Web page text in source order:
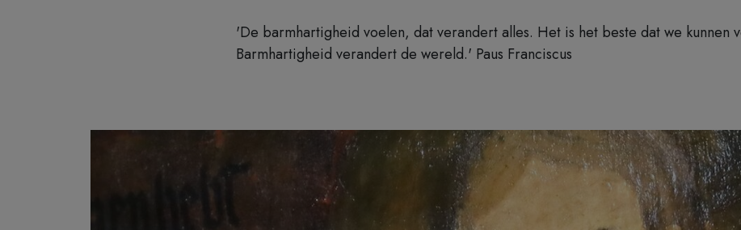
'De barmhartigheid voelen, dat verandert alles. Het is het beste dat we kunnen
Barmhartigheid verandert de wereld.' Paus Franciscus